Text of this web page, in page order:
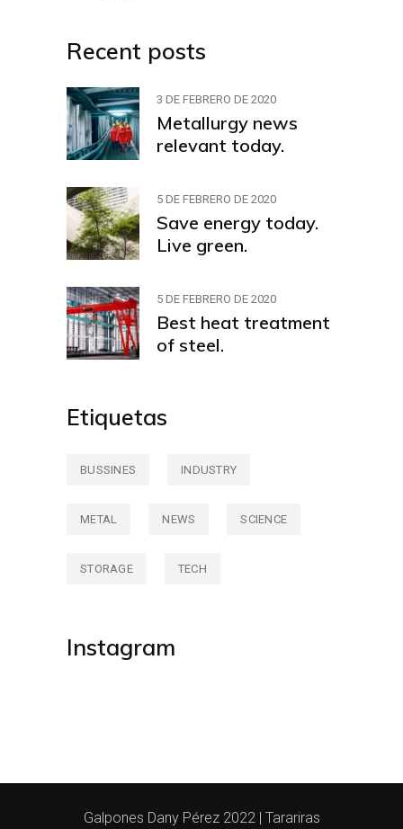
Recent posts
3 DE FEBRERO DE 2020
Metallurgy news
relevant today.
5 DE FEBRERO DE 2020
Save energy today.
Live green.
5 DE FEBRERO DE 2020
Best heat treatment
of steel.
Etiquetas
BUSSINES INDUSTRY
METAL NEWS SCIENCE
STORAGE TECH
Instagram
Galpones Dany Pérez 2022 | Tarariras